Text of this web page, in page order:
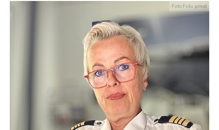
Foto:Foto: privat